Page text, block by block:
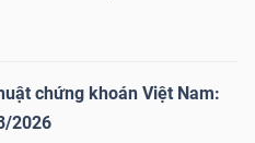
chứng khoán Việt Nam:
2026